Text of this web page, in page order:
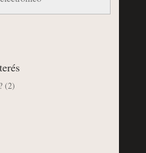
(2)